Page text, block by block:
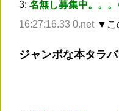
3: 名無し募集中。。
16:27:16.33 0.net ▼こ
ジャンボな本タラ